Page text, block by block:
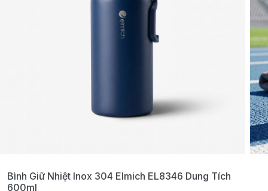
Bình Giữ Nhiệt Inox 304 Elmich EL8346 Dung Tích
600ml